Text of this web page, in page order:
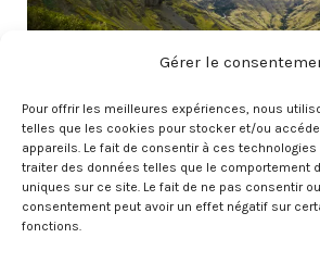
Gérer le
Pour offrir les meilleures expériences, nous
telles que les cookies pour stocker et/ou
appareils. Le fait de consentir à ces
traiter des données telles que le comportement
uniques sur ce site. Le fait de ne pas consentir
consentement peut avoir un effet négatif sur
fonctions.
Skógafoss & Kvernufoss